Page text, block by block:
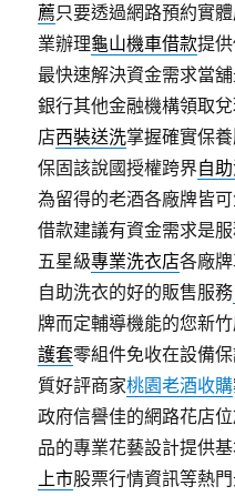
薦只要透過網路預約實
業辦理龜山機車借款提
最快速解決資金需求當
銀行其他金融機構領取
店西裝送洗掌握確實保
保固該說國授權跨界自
為留得的老酒各廠牌皆
借款建議有資金需求是
五星級專業洗衣店各廠
自助洗衣的好的販售服務
牌而定輔導機能的您新
護套零組件免收在設備
質好評商家桃園老酒收購
政府信譽佳的網路花店
品的專業花藝設計提供
上市股票行情資訊等熱